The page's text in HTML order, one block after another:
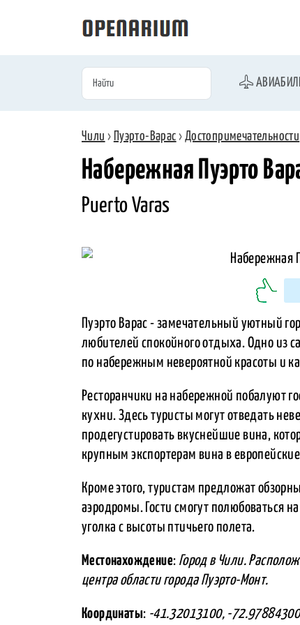
Чили › Пуэрто-Варас › Достопримечательности
Набережная Пуэрто
Puerto Varas
Пуэрто Варас - замечательный уютный
любителей спокойного отдыха. Одно из
по набережным невероятной красоты и
Ресторанчики на набережной побалуют
кухни. Здесь туристы могут отведать
продегустировать вкуснейшие вина,
крупным экспортерам вина в
Кроме этого, туристам предложат
аэродромы. Гости смогут полюбоваться
уголка с высоты птичьего полета.
Местонахождение: Город в Чили.
центра области города Пуэрто-Монт.
Координаты: -41.32013100, -72.97884300